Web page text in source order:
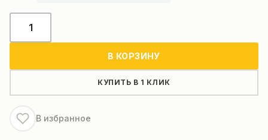
товара
Xcmg
Qy25
В КОРЗИНУ
КУПИТЬ В 1 КЛИК
В избранное